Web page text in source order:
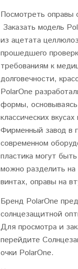
Посмотреть оправы
Заказать модель
из ацетата
прошедшего
требованиям к
долговечности,
PolarOne
формы,
классических
Фирменный завод в
современном
пластика могут
можно разделить
винтах, оправы на
Бренд PolarOne
солнцезащитной
Для просмотра и
перейдите
очки PolarOne.